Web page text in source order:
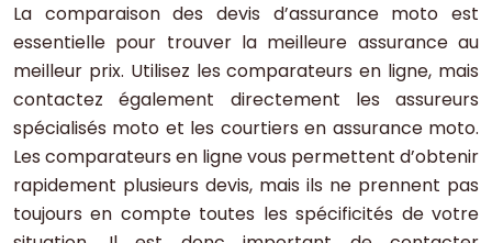
La comparaison des devis d’assurance moto est
essentielle pour trouver la meilleure assurance au
meilleur prix. Utilisez les comparateurs en ligne, mais
contactez également directement les assureurs
spécialisés moto et les courtiers en assurance moto.
Les comparateurs en ligne vous permettent d’obtenir
rapidement plusieurs devis, mais ils ne prennent pas
toujours en compte toutes les spécificités de votre